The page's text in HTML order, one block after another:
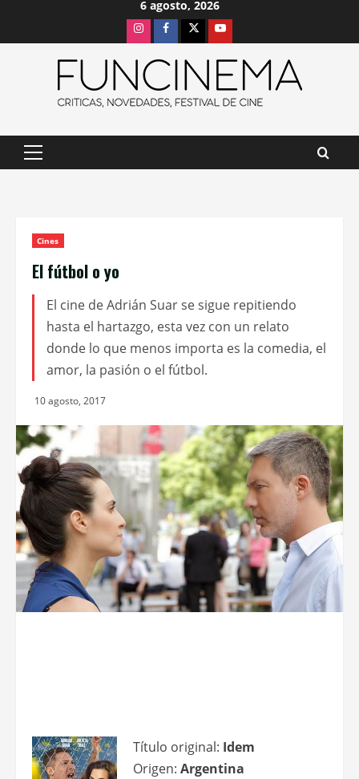
6 agosto, 2026
InstagramFacebook
X Youtube
Menú
Cines
El fútbol o yo
El cine de Adrián Suar se sigue repitiendo
hasta el hartazgo, esta vez con un relato
donde lo que menos importa es la comedia, el
amor, la pasión o el fútbol.
10 agosto, 2017
Título original: Idem
Origen: Argentina